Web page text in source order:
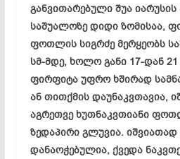
განვითარებული შუა
საშუალოზე დიდი ზომისაა,
ფოთლის სიგრძე მერყეობს
სმ-მდე, ხოლო განი 17-დან
ფირფიტა უფრო ხშირად
ან თითქმის დაუნაკვთავია,
აგრეთვე ხუთნაკვთიანი
ზედაპირი გლუვია. იშვიათად
დანაოჭებულია, ქვედა